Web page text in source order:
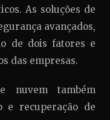
As soluções de
avançados,
de dois fatores e
das empresas.
nuvem também
e recuperação de